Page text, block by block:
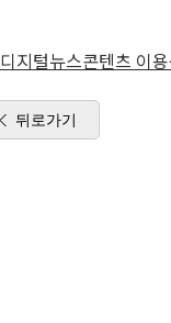
디지털뉴스콘텐츠 이
뒤로가기